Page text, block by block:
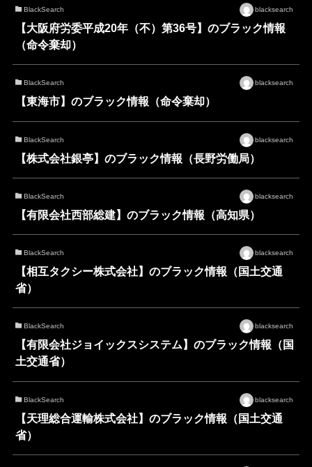
BlackSearch blacksearch
【大阪府労委平成20年（不）第36号】のブラック情報
（命令棄却）
BlackSearch blacksearch
【東海市】のブラック情報（命令棄却）
BlackSearch blacksearch
【株式会社銀亭】のブラック情報（長野労働局）
BlackSearch blacksearch
【有限会社西部総建】のブラック情報（高知県）
BlackSearch blacksearch
【相互タクシー株式会社】のブラック情報（国土交通
省）
BlackSearch blacksearch
【有限会社ジョイックスシステム】のブラック情報（国
土交通省）
BlackSearch blacksearch
【天理総合運輸株式会社】のブラック情報（国土交通
省）